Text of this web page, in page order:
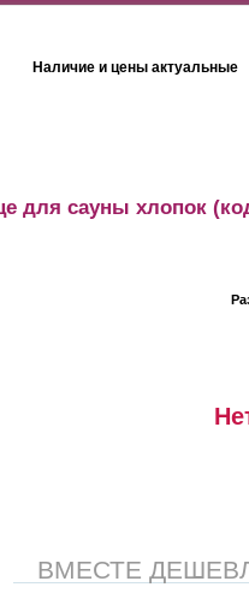
Наличие и цены актуальные
для сауны хлопок
ВМЕСТЕ